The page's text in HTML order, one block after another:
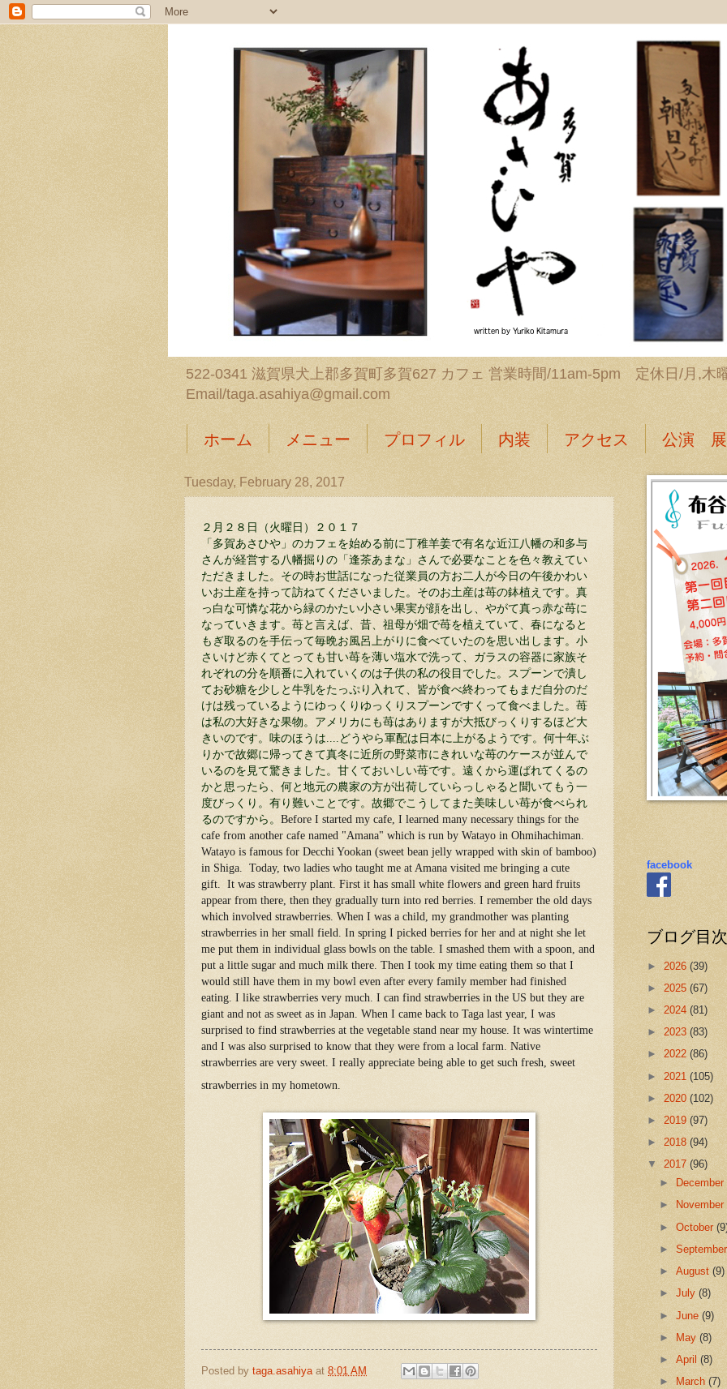
522-0341 滋賀県犬上郡多賀町多賀627 カフェ 営業時間/11am-5pm 定休日/月,木
Email/taga.asahiya@gmail.com
ホーム メニュー プロフィル 内装 アクセス 公演
Tuesday, February 28, 2017
２月２８日（火曜日）２０１７
「多賀あさひや」のカフェを始める前に丁稚羊姜で有名な近江八幡の和多与
さんが経営する八幡掘りの「逢茶あまな」さんで必要なことを色々教えてい
ただきました。その時お世話になった従業員の方お二人が今日の午後かわい
いお土産を持って訪ねてくださいました。そのお土産は苺の鉢植えです。真
っ白な可憐な花から緑のかたい小さい果実が顔を出し、やがて真っ赤な苺に
なっていきます。苺と言えば、昔、祖母が畑で苺を植えていて、春になると
もぎ取るのを手伝って毎晩お風呂上がりに食べていたのを思い出します。小
さいけど赤くてとっても甘い苺を薄い塩水で洗って、ガラスの容器に家族そ
れぞれの分を順番に入れていくのは子供の私の役目でした。スプーンで潰し
てお砂糖を少しと牛乳をたっぷり入れて、皆が食べ終わってもまだ自分のだ
けは残っているようにゆっくりゆっくりスプーンですくって食べました。苺
は私の大好きな果物。アメリカにも苺はありますが大抵びっくりするほど大
きいのです。味のほうは
どうやら軍配は日本に上がるようです。何十年ぶ
りかで故郷に帰ってきて真冬に近所の野菜市にきれいな苺のケースが並んで
いるのを見て驚きました。甘くておいしい苺です。遠くから運ばれてくるの
かと思ったら、何と地元の農家の方が出荷していらっしゃると聞いてもう一
度びっくり。有り難いことです。故郷でこうしてまた美味しい苺が食べられ
るのですから。 Before I started my cafe, I learned many necessary things for the
cafe from another cafe named "Amana" which is run by Watayo in Ohmihachiman.
Watayo is famous for Decchi Yookan (sweet bean jelly wrapped with skin of bamboo)
in Shiga. Today, two ladies who taught me at Amana visited me bringing a cute
gift. It was strawberry plant. First it has small white flowers and green hard fruits
appear from there, then they gradually turn into red berries. I remember the old days
which involved strawberries. When I was a child, my grandmother was planting
strawberries in her small field. In spring I picked berries for her and at night she let
me put them in individual glass bowls on the table. I smashed them with a spoon, and
put a little sugar and much milk there. Then I took my time eating them so that I
would still have them in my bowl even after every family member had finished
eating. I like strawberries very much. I can find strawberries in the US but they are
giant and not as sweet as in Japan. When I came back to Taga last year, I was
surprised to find strawberries at the vegetable stand near my house. It was wintertime
and I was also surprised to know that they were from a local farm. Native
strawberries are very sweet. I really appreciate being able to get such fresh, sweet
strawberries in my hometown.
Posted by taga.asahiya at 8:01 AM
facebook
ブログ目次
► 2026 (39)
► 2025 (67)
► 2024 (81)
► 2023 (83)
► 2022 (86)
► 2021 (105)
► 2020 (102)
► 2019 (97)
► 2018 (94)
▼ 2017 (96)
►
December
►
November
►October
►
►August(9)
►July(8)
►June(9)
► May(8)
►April(8)
►
March(7)